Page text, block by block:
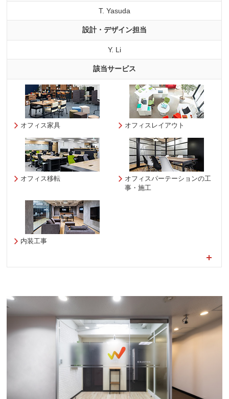
T. Yasuda
設計・デザイン担当
Y. Li
該当サービス
オフィス家具 オフィスレイアウト
オフィス移転
オフィスパーテーションの工
事・施工
内装工事